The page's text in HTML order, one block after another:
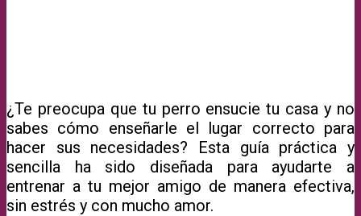
¿Te preocupa que tu perro ensucie tu casa y no
sabes cómo enseñarle el lugar correcto para
hacer sus necesidades? Esta guía práctica y
sencilla ha sido diseñada para ayudarte a
entrenar a tu mejor amigo de manera efectiva,
sin estrés y con mucho amor.